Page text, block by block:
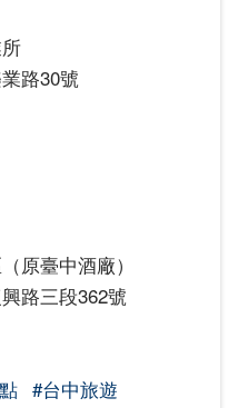
路30號
原臺中酒廠）
路三段362號
#台中旅遊